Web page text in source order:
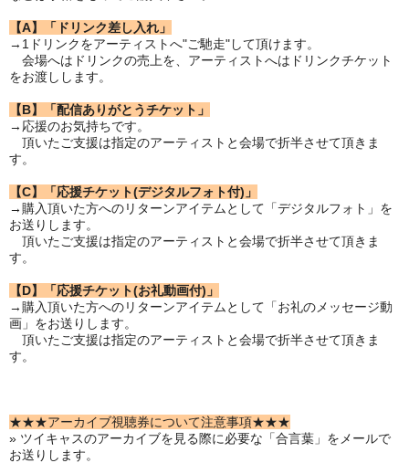
【A】「ドリンク差し入れ」
→1ドリンクをアーティストへ"ご馳走"して頂けます。
会場へはドリンクの売上を、アーティストへはドリンクチケット
をお渡しします。
【B】「配信ありがとうチケット」
→応援のお気持ちです。
頂いたご支援は指定のアーティストと会場で折半させて頂きま
す。
【C】「応援チケット(デジタルフォト付)」
→購入頂いた方へのリターンアイテムとして「デジタルフォト」を
お送りします。
頂いたご支援は指定のアーティストと会場で折半させて頂きま
す。
【D】「応援チケット(お礼動画付)」
→購入頂いた方へのリターンアイテムとして「お礼のメッセージ動
画」をお送りします。
頂いたご支援は指定のアーティストと会場で折半させて頂きま
す。
★★★アーカイブ視聴券について注意事項★★★
» ツイキャスのアーカイブを見る際に必要な「合言葉」をメールで
お送りします。